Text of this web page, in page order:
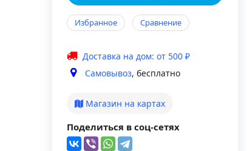
Избранное Сравнение
Доставка на дом: от 500 ₽
Самовывоз, бесплатно
Магазин на картах
Поделиться в соц-сетях